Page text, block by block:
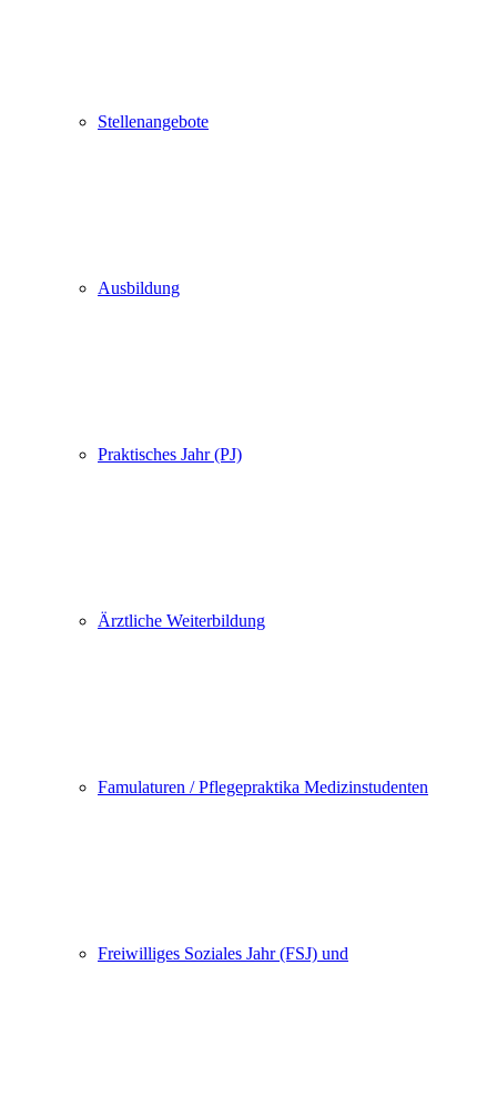
Stellenangebote
Ausbildung
Praktisches Jahr (PJ)
Ärztliche Weiterbildung
Famulaturen / Pflegepraktika Medizinstudenten
Freiwilliges Soziales Jahr (FSJ) und